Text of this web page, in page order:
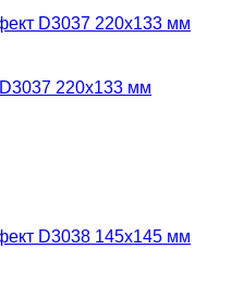
220х133 мм